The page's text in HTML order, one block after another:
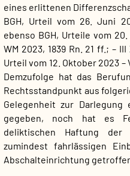
eines erlittenen
BGH, Urteil vom 26. Juni
ebenso BGH, Urteile vom
WM 2023, 1839 Rn. 21 ff.; –
Urteil vom 12. Oktober 2023 –
Demzufolge hat das
Rechtsstandpunkt aus
Gelegenheit zur Darlegung
gegeben, noch hat es
deliktischen Haftung der
zumindest fahrlässigen
Abschalteinrichtung